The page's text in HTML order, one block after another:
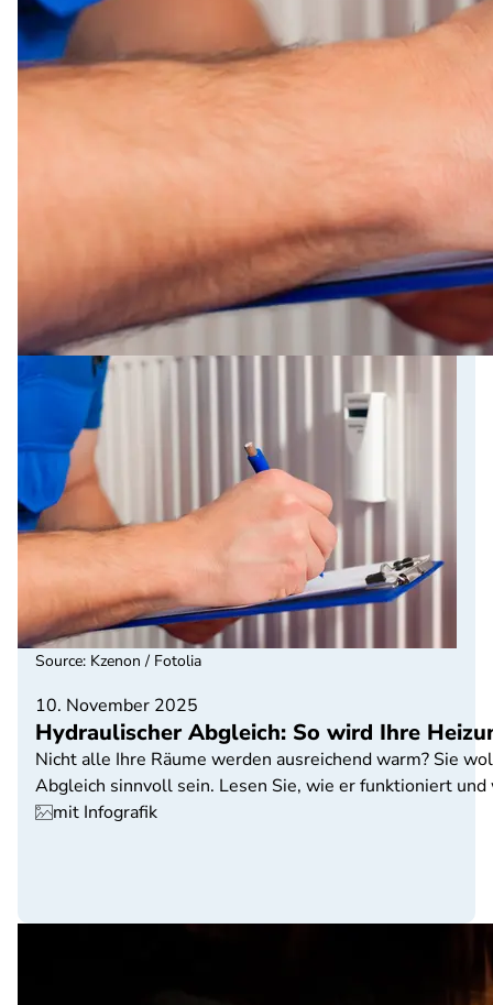
10. November 2025
Hydraulischer Abgleich: So wird Ihre
Nicht alle Ihre Räume werden ausreichend warm? Sie
Abgleich sinnvoll sein. Lesen Sie, wie er funktioniert
mit Infografik
Source: Kzenon / Fotolia